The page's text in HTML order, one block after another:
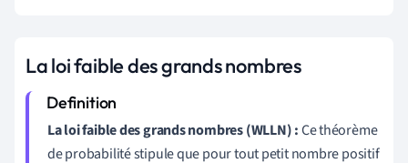
La loi faible des grands nombres
La loi faible des grands nombres (WLLN) :Ce théorème
de probabilité stipule que pour tout petit nombre positif